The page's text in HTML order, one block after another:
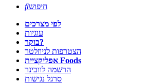
חיפוש
לפי מצרכים
עוגיות
בוקר?
הצטרפות לניוזלטר
אפליקציית Foods
הרשמה לוובינר
סרגל נגישות